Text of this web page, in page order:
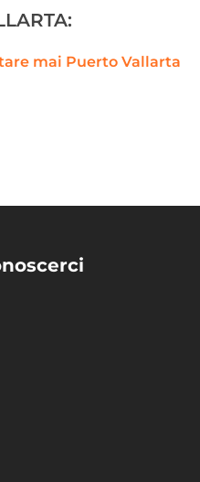
mai Puerto Vallarta